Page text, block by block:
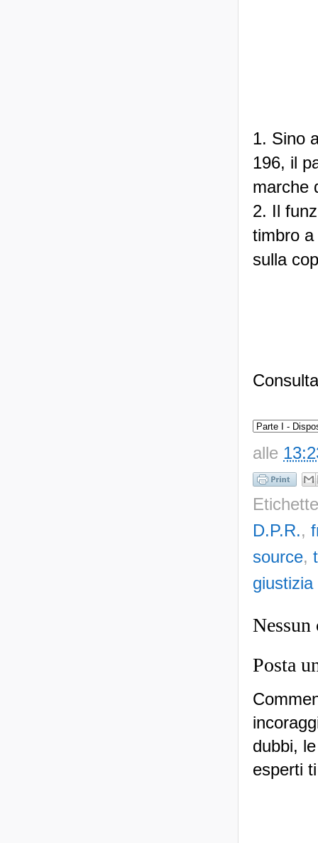
1. Sino
196, il
marche
2. Il
timbro
sulla
alle
D.P.R.,
source,
giustizia
Nessun
Posta
dubbi,
esperti